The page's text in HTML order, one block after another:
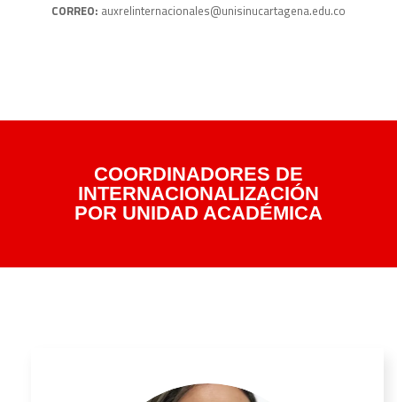
CORREO: auxrelinternacionales@unisinucartagena.edu.co
COORDINADORES DE
INTERNACIONALIZACIÓN
POR UNIDAD ACADÉMICA